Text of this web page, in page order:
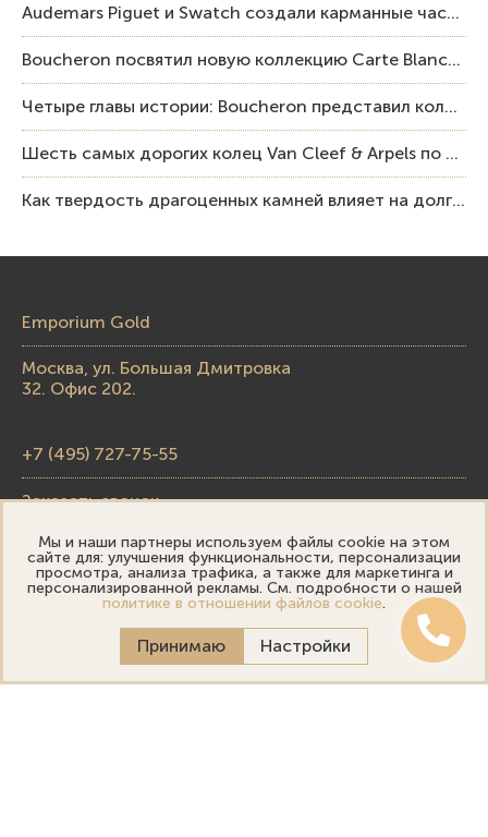
Audemars Piguet и Swatch создали карманные часы в эстетике Royal Oak и Pop Art
Boucheron посвятил новую коллекцию Carte Blanche Human Being человеку и силе мастерства
Четыре главы истории: Boucheron представил коллекцию «Nom: Boucheron, Prénom: Frédéric»
Шесть самых дорогих колец Van Cleef & Arpels по итогам аукционов Sotheby’s
Как твердость драгоценных камней влияет на долговечность ювелирных изделий
Emporium Gold
Москва, ул. Большая Дмитровка
32. Офис 202.
+7 (495) 727-75-55
Заказать звонок
skupka@emporiumgold.com
sale@emporiumgold.com
Режим работы:
Пн-Пт: 10:00–20:00
Мы и наши партнеры используем файлы cookie на этом
сайте для: улучшения функциональности, персонализации
просмотра, анализа трафика, а также для маркетинга и
персонализированной рекламы. См. подробности о нашей
политике в отношении файлов cookie.
Принимаю Настройки